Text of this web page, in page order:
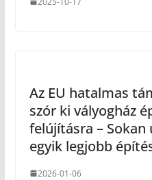
Az EU hatalmas
szór ki vályogház
felújításra – Sokan
egyik legjobb
2026-01-06